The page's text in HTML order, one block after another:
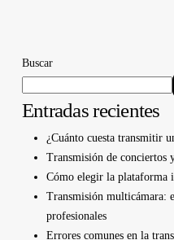
Buscar
Entradas recientes
¿Cuánto cuesta transmitir
Transmisión de conciertos
Cómo elegir la plataforma
Transmisión multicámara:
profesionales
Errores comunes en la